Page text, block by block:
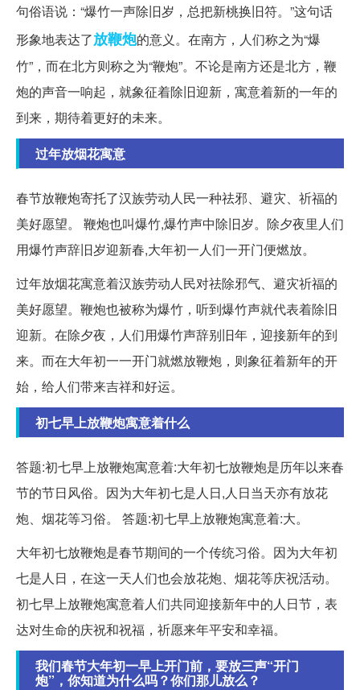
句俗语说：“爆竹一声除旧岁，总把新桃换旧符。”这句话
形象地表达了放鞭炮的意义。在南方，人们称之为“爆
竹”，而在北方则称之为“鞭炮”。不论是南方还是北方，鞭
炮的声音一响起，就象征着除旧迎新，寓意着新的一年的
到来，期待着更好的未来。
过年放烟花寓意
春节放鞭炮寄托了汉族劳动人民一种祛邪、避灾、祈福的
美好愿望。 鞭炮也叫爆竹,爆竹声中除旧岁。除夕夜里人们
用爆竹声辞旧岁迎新春,大年初一人们一开门便燃放。
过年放烟花寓意着汉族劳动人民对祛除邪气、避灾祈福的
美好愿望。鞭炮也被称为爆竹，听到爆竹声就代表着除旧
迎新。在除夕夜，人们用爆竹声辞别旧年，迎接新年的到
来。而在大年初一一开门就燃放鞭炮，则象征着新年的开
始，给人们带来吉祥和好运。
初七早上放鞭炮寓意着什么
答题:初七早上放鞭炮寓意着:大年初七放鞭炮是历年以来春
节的节日风俗。因为大年初七是人日,人日当天亦有放花
炮、烟花等习俗。 答题:初七早上放鞭炮寓意着:大。
大年初七放鞭炮是春节期间的一个传统习俗。因为大年初
七是人日，在这一天人们也会放花炮、烟花等庆祝活动。
初七早上放鞭炮寓意着人们共同迎接新年中的人日节，表
达对生命的庆祝和祝福，祈愿来年平安和幸福。
我们春节大年初一早上开门前，要放三声“开门
炮”，你知道为什么吗？你们那儿放么？